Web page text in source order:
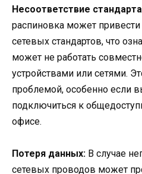
Несоответствие
распиновка может
сетевых стандартов, что
может не работать
устройствами или сетями.
проблемой, особенно если
подключиться к
офисе.
Потеря данных: В случае
сетевых проводов может